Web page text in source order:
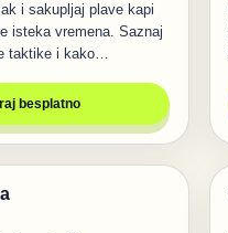
i sakupljaj plave kapi
isteka vremena. Saznaj
taktike i kako…
besplatno